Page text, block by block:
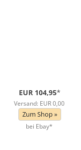
EUR 104,95*
Versand: EUR 0,00
Zum Shop »
bei Ebay*